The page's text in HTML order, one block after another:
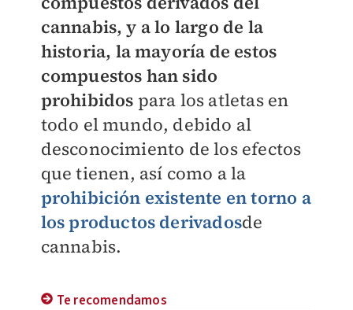
cannabis, y a lo largo de la
historia, la mayoría de estos
compuestos han sido
prohibidos para los atletas en
todo el mundo, debido al
desconocimiento de los efectos
que tienen, así como a la
prohibición existente en torno a
los productos derivadosde
cannabis.
Te recomendamos